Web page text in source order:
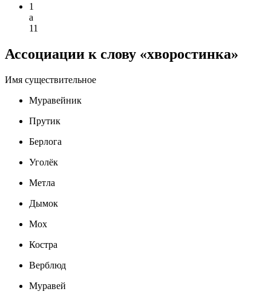
1
а
11
Ассоциации к слову «хворостинка»
Имя существительное
Муравейник
Прутик
Берлога
Уголёк
Метла
Дымок
Мох
Костра
Верблюд
Муравей